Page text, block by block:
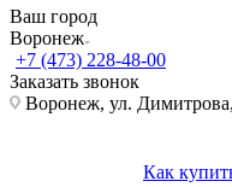
Ваш город
Воронеж
+7 (473) 228-48-00
Заказать звонок
Воронеж, ул.
Как